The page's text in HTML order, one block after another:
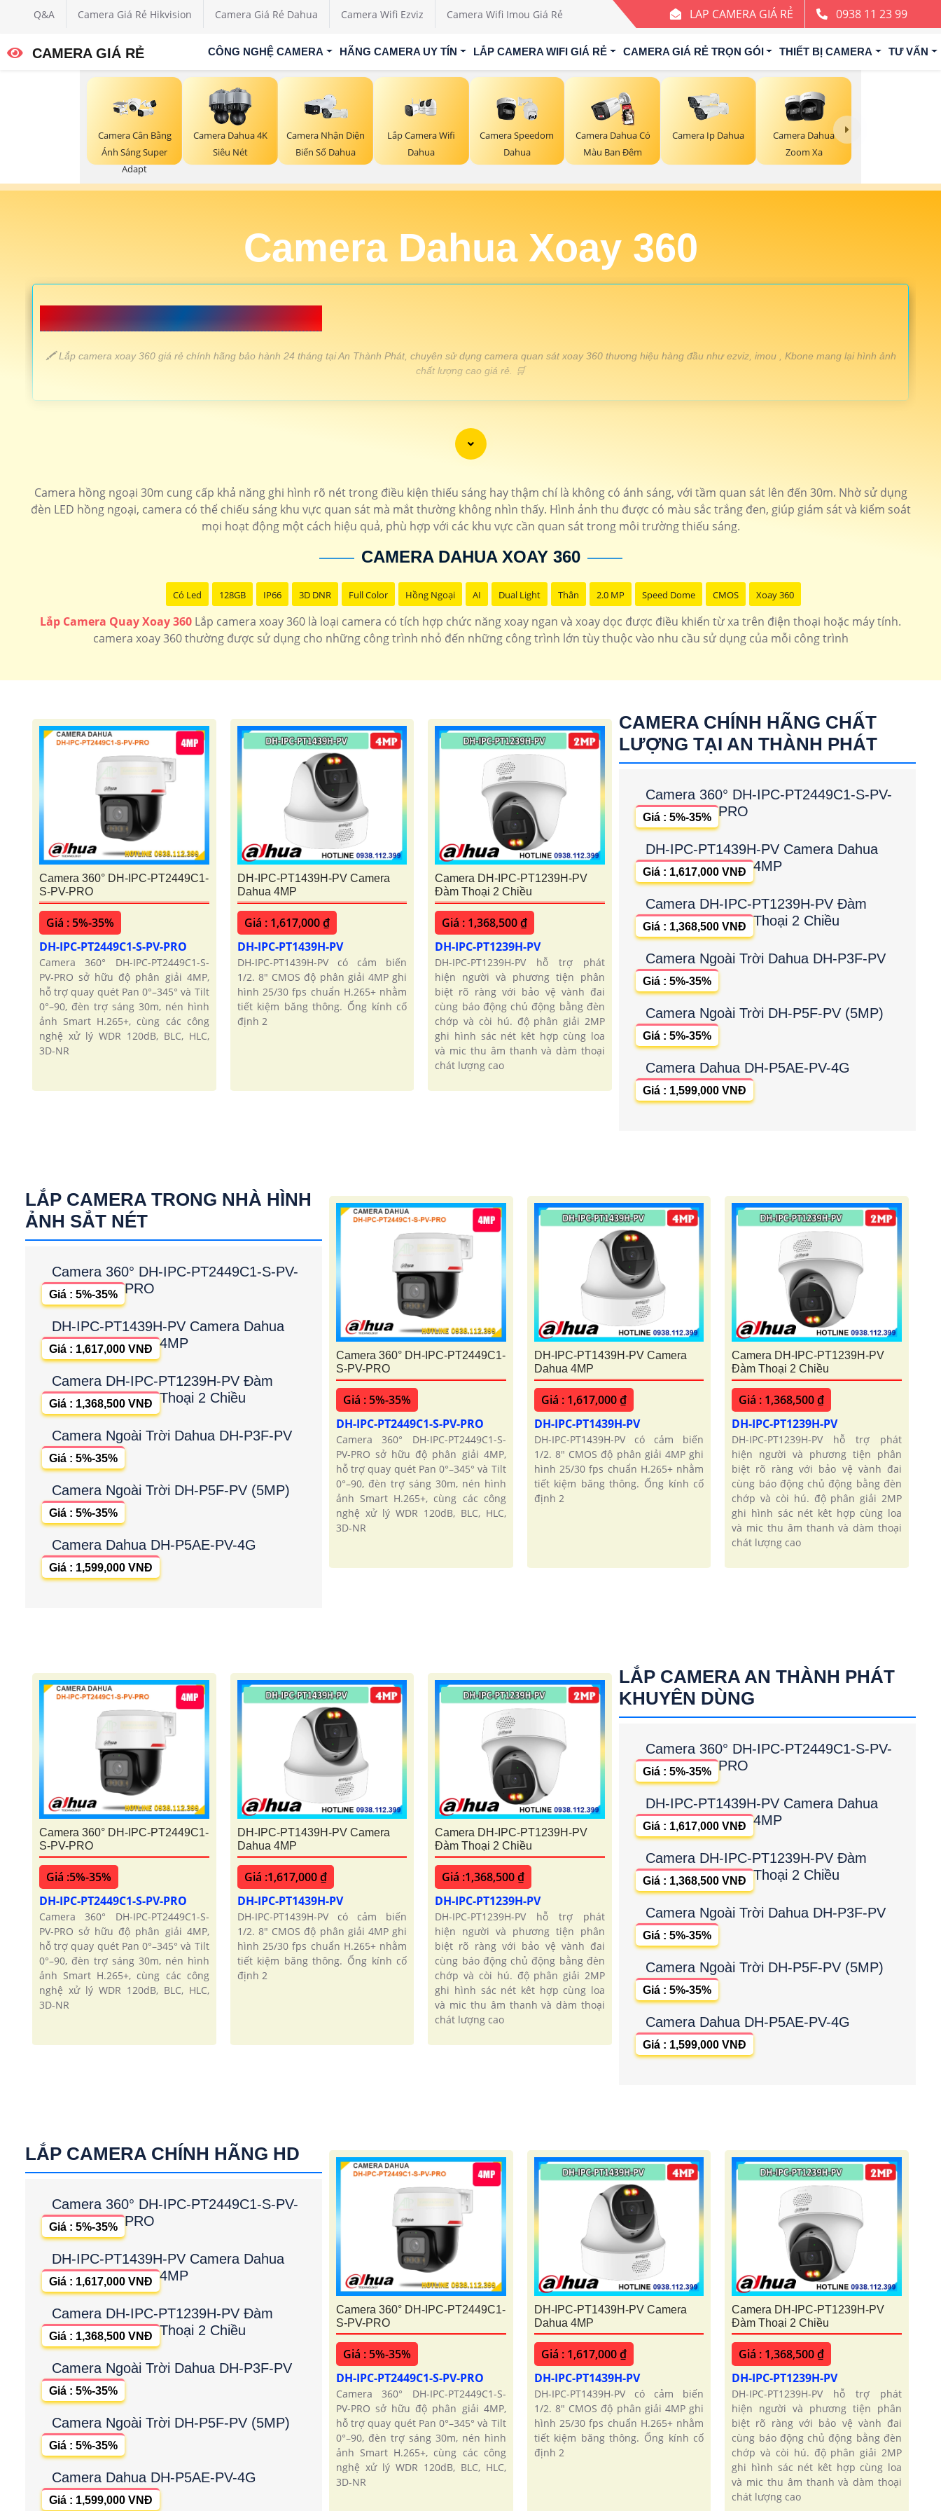
Q&A Camera Giá Rẻ Hikvision Camera Giá Rẻ Dahua Camera Wifi Ezviz Camera Wifi Imou Giá Rẻ LAP CAMERA GIÁ RẺ 0938 11 23 99
CAMERA GIÁ RẺ CÔNG NGHỆ CAMERA HÃNG CAMERA UY TÍN LẮP CAMERA WIFI GIÁ RẺ CAMERA GIÁ RẺ TRỌN GÓI THIẾT BỊ CAMERA TƯ VẤN
Camera Cân Bằng
Ánh Sáng Super
Adapt
Camera Dahua 4K
Siêu Nét
Camera Nhận Diện
Biển Số Dahua
Lắp Camera Wifi
Dahua
Camera Speedom
Dahua
Camera Dahua Có
Màu Ban Đêm
Camera Ip Dahua
Camera Dahua
Zoom Xa
Camera Dahua Xoay 360
️🖍 Lắp camera xoay 360 giá rẻ chính hãng bảo hành 24 tháng tại An Thành Phát, chuyên sử dụng camera quan sát xoay 360 thương hiệu hàng đầu như ezviz, imou , Kbone mang lại hình ảnh
chất lượng cao giá rẻ. 🛒
1.400.000 VNĐĐộ phân giải 2.0 MP bảo mật cao chống mưa nắng
🗂 Camera wifi 360 c6n 1.200.000 VNĐHồng ngoại 10m hình ảnh sắt nét dễ dàng cài đặtCS-C6N
📶 Camera 360 Wifi Dahua Ngoài trời 1.700.000 VNĐThiết kế chắc chắn tích hợp micro có màu ban đêmDH-SD2A200HB-GN-AW-PV-S2
1.600.000 VNĐĐộ phân gải 2k thiết kế tinh tế dễ dàng sử dụng
LẮP CAMERA XOAY 360 CHÍNH HÃNG
Camera xoay 360 có 2 loại sử dụng cho công trình gia đình thường tích hợp wifi và micro ngoài ra camera có xoay 360 chuyên dụng thường sử dụng cho công trình là
Camera hồng ngoại 30m cung cấp khả năng ghi hình rõ nét trong điều kiện thiếu sáng hay thậm chí là không có ánh sáng, với tầm quan sát lên đến 30m. Nhờ sử dụng
đèn LED hồng ngoại, camera có thể chiếu sáng khu vực quan sát mà mắt thường không nhìn thấy. Hình ảnh thu được có màu sắc trắng đen, giúp giám sát và kiểm soát
mọi hoạt động một cách hiệu quả, phù hợp với các khu vực cần quan sát trong môi trường thiếu sáng.
CAMERA DAHUA XOAY 360
Có Led 128GB IP66 3D DNR Full Color Hồng Ngoại AI Dual Light Thân 2.0 MP Speed Dome CMOS Xoay 360
Lắp Camera Quay Xoay 360 Lắp camera xoay 360 là loại camera có tích hợp chức năng xoay ngan và xoay dọc được điều khiển từ xa trên điện thoại hoặc máy tính.
camera xoay 360 thường được sử dụng cho những công trình nhỏ đến những công trình lớn tùy thuộc vào nhu cầu sử dụng của mỗi công trình
Camera 360° DH-IPC-PT2449C1-
S-PV-PRO
Giá : 5%-35%
DH-IPC-PT2449C1-S-PV-PRO
Camera 360° DH-IPC-PT2449C1-S-
PV-PRO sở hữu độ phân giải 4MP,
hỗ trợ quay quét Pan 0°–345° và Tilt
0°–90, đèn trợ sáng 30m, nén hình
ảnh Smart H.265+, cùng các công
nghệ xử lý WDR 120dB, BLC, HLC,
3D-NR
DH-IPC-PT1439H-PV Camera
Dahua 4MP
Giá : 1,617,000 ₫
DH-IPC-PT1439H-PV
DH-IPC-PT1439H-PV có cảm biến
1/2. 8″ CMOS độ phân giải 4MP ghi
hình 25/30 fps chuẩn H.265+ nhằm
tiết kiệm băng thông. Ống kính cố
định 2
Camera DH-IPC-PT1239H-PV
Đàm Thoại 2 Chiều
Giá : 1,368,500 ₫
DH-IPC-PT1239H-PV
DH-IPC-PT1239H-PV hỗ trợ phát
hiện người và phương tiện phân
biệt rõ ràng với bảo vệ vành đai
cùng báo động chủ động bằng đèn
chớp và còi hú. độ phân giải 2MP
ghi hình sác nét kêt hợp cùng loa
và mic thu âm thanh và dàm thoại
chát lượng cao
CAMERA CHÍNH HÃNG CHẤT
LƯỢNG TẠI AN THÀNH PHÁT
Camera 360° DH-IPC-PT2449C1-S-PV-
PRO
Giá : 5%-35%
DH-IPC-PT1439H-PV Camera Dahua
4MP
Giá : 1,617,000 VNĐ
Camera DH-IPC-PT1239H-PV Đàm
Thoại 2 Chiều
Giá : 1,368,500 VNĐ
Camera Ngoài Trời Dahua DH-P3F-PV
Giá : 5%-35%
Camera Ngoài Trời DH-P5F-PV (5MP)
Giá : 5%-35%
Camera Dahua DH-P5AE-PV-4G
Giá : 1,599,000 VNĐ
LẮP CAMERA TRONG NHÀ HÌNH
ẢNH SẮT NÉT
Camera 360° DH-IPC-PT2449C1-S-PV-
PRO
Giá : 5%-35%
DH-IPC-PT1439H-PV Camera Dahua
4MP
Giá : 1,617,000 VNĐ
Camera DH-IPC-PT1239H-PV Đàm
Thoại 2 Chiều
Giá : 1,368,500 VNĐ
Camera Ngoài Trời Dahua DH-P3F-PV
Giá : 5%-35%
Camera Ngoài Trời DH-P5F-PV (5MP)
Giá : 5%-35%
Camera Dahua DH-P5AE-PV-4G
Giá : 1,599,000 VNĐ
Camera 360° DH-IPC-PT2449C1-
S-PV-PRO
Giá : 5%-35%
DH-IPC-PT2449C1-S-PV-PRO
Camera 360° DH-IPC-PT2449C1-S-
PV-PRO sở hữu độ phân giải 4MP,
hỗ trợ quay quét Pan 0°–345° và Tilt
0°–90, đèn trợ sáng 30m, nén hình
ảnh Smart H.265+, cùng các công
nghệ xử lý WDR 120dB, BLC, HLC,
3D-NR
DH-IPC-PT1439H-PV Camera
Dahua 4MP
Giá : 1,617,000 ₫
DH-IPC-PT1439H-PV
DH-IPC-PT1439H-PV có cảm biến
1/2. 8″ CMOS độ phân giải 4MP ghi
hình 25/30 fps chuẩn H.265+ nhằm
tiết kiệm băng thông. Ống kính cố
định 2
Camera DH-IPC-PT1239H-PV
Đàm Thoại 2 Chiều
Giá : 1,368,500 ₫
DH-IPC-PT1239H-PV
DH-IPC-PT1239H-PV hỗ trợ phát
hiện người và phương tiện phân
biệt rõ ràng với bảo vệ vành đai
cùng báo động chủ động bằng đèn
chớp và còi hú. độ phân giải 2MP
ghi hình sác nét kêt hợp cùng loa
và mic thu âm thanh và dàm thoại
chát lượng cao
Camera 360° DH-IPC-PT2449C1-
S-PV-PRO
Giá :5%-35%
DH-IPC-PT2449C1-S-PV-PRO
Camera 360° DH-IPC-PT2449C1-S-
PV-PRO sở hữu độ phân giải 4MP,
hỗ trợ quay quét Pan 0°–345° và Tilt
0°–90, đèn trợ sáng 30m, nén hình
ảnh Smart H.265+, cùng các công
nghệ xử lý WDR 120dB, BLC, HLC,
3D-NR
DH-IPC-PT1439H-PV Camera
Dahua 4MP
Giá :1,617,000 ₫
DH-IPC-PT1439H-PV
DH-IPC-PT1439H-PV có cảm biến
1/2. 8″ CMOS độ phân giải 4MP ghi
hình 25/30 fps chuẩn H.265+ nhằm
tiết kiệm băng thông. Ống kính cố
định 2
Camera DH-IPC-PT1239H-PV
Đàm Thoại 2 Chiều
Giá :1,368,500 ₫
DH-IPC-PT1239H-PV
DH-IPC-PT1239H-PV hỗ trợ phát
hiện người và phương tiện phân
biệt rõ ràng với bảo vệ vành đai
cùng báo động chủ động bằng đèn
chớp và còi hú. độ phân giải 2MP
ghi hình sác nét kêt hợp cùng loa
và mic thu âm thanh và dàm thoại
chát lượng cao
LẮP CAMERA AN THÀNH PHÁT
KHUYÊN DÙNG
Camera 360° DH-IPC-PT2449C1-S-PV-
PRO
Giá : 5%-35%
DH-IPC-PT1439H-PV Camera Dahua
4MP
Giá : 1,617,000 VNĐ
Camera DH-IPC-PT1239H-PV Đàm
Thoại 2 Chiều
Giá : 1,368,500 VNĐ
Camera Ngoài Trời Dahua DH-P3F-PV
Giá : 5%-35%
Camera Ngoài Trời DH-P5F-PV (5MP)
Giá : 5%-35%
Camera Dahua DH-P5AE-PV-4G
Giá : 1,599,000 VNĐ
LẮP CAMERA CHÍNH HÃNG HD
Camera 360° DH-IPC-PT2449C1-S-PV-
PRO
Giá : 5%-35%
DH-IPC-PT1439H-PV Camera Dahua
4MP
Giá : 1,617,000 VNĐ
Camera DH-IPC-PT1239H-PV Đàm
Thoại 2 Chiều
Giá : 1,368,500 VNĐ
Camera Ngoài Trời Dahua DH-P3F-PV
Giá : 5%-35%
Camera Ngoài Trời DH-P5F-PV (5MP)
Giá : 5%-35%
Camera Dahua DH-P5AE-PV-4G
Giá : 1,599,000 VNĐ
Camera 360° DH-IPC-PT2449C1-
S-PV-PRO
Giá : 5%-35%
DH-IPC-PT2449C1-S-PV-PRO
Camera 360° DH-IPC-PT2449C1-S-
PV-PRO sở hữu độ phân giải 4MP,
hỗ trợ quay quét Pan 0°–345° và Tilt
0°–90, đèn trợ sáng 30m, nén hình
ảnh Smart H.265+, cùng các công
nghệ xử lý WDR 120dB, BLC, HLC,
3D-NR
DH-IPC-PT1439H-PV Camera
Dahua 4MP
Giá : 1,617,000 ₫
DH-IPC-PT1439H-PV
DH-IPC-PT1439H-PV có cảm biến
1/2. 8″ CMOS độ phân giải 4MP ghi
hình 25/30 fps chuẩn H.265+ nhằm
tiết kiệm băng thông. Ống kính cố
định 2
Camera DH-IPC-PT1239H-PV
Đàm Thoại 2 Chiều
Giá : 1,368,500 ₫
DH-IPC-PT1239H-PV
DH-IPC-PT1239H-PV hỗ trợ phát
hiện người và phương tiện phân
biệt rõ ràng với bảo vệ vành đai
cùng báo động chủ động bằng đèn
chớp và còi hú. độ phân giải 2MP
ghi hình sác nét kêt hợp cùng loa
và mic thu âm thanh và dàm thoại
chát lượng cao